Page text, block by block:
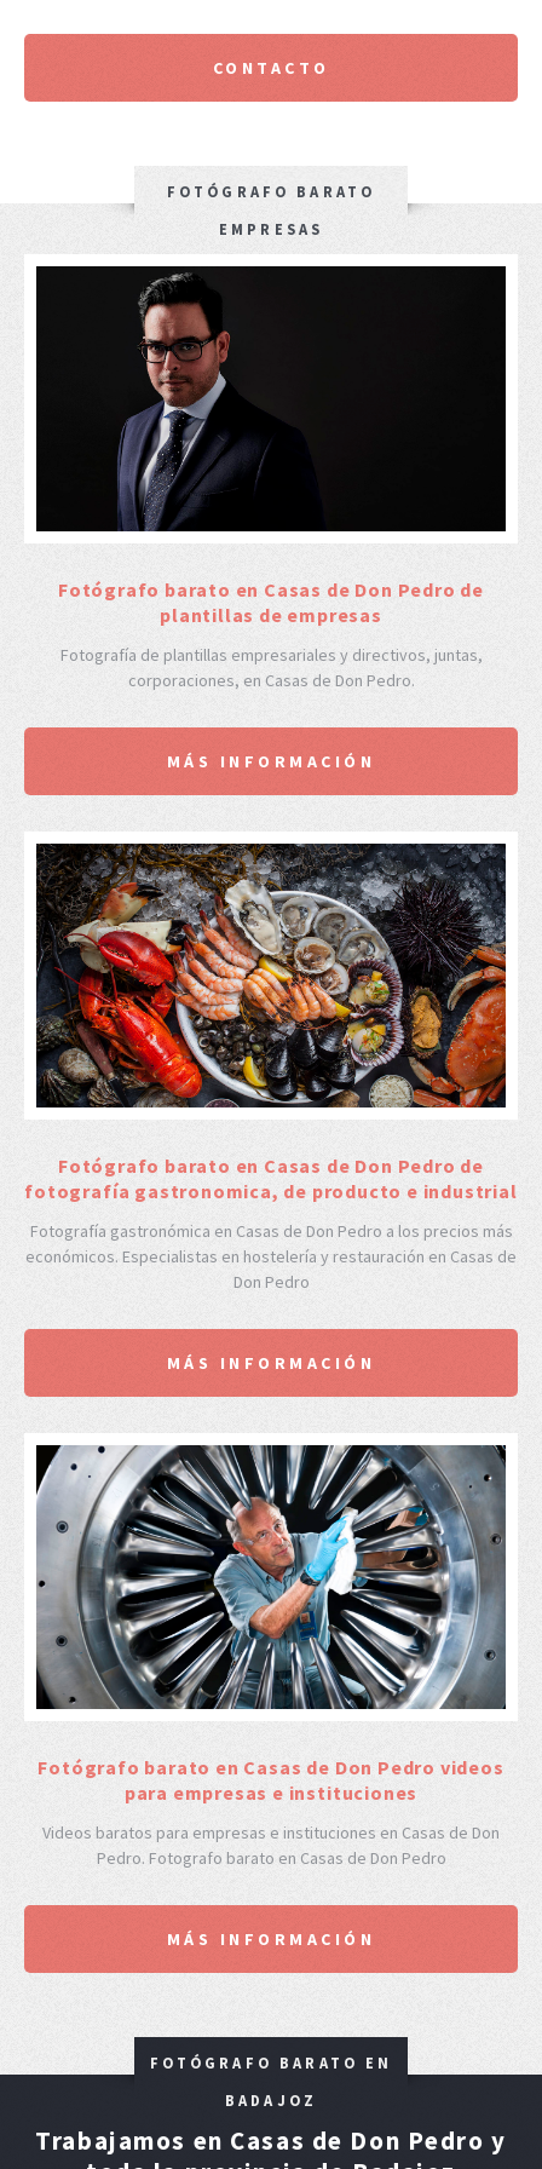
CONTACTO
FOTÓGRAFO BARATO
EMPRESAS
Fotógrafo barato en Casas de Don Pedro de
plantillas de empresas
Fotografía de plantillas empresariales y directivos, juntas,
corporaciones, en Casas de Don Pedro.
MÁS INFORMACIÓN
Fotógrafo barato en Casas de Don Pedro de
fotografía gastronomica, de producto e industrial
Fotografía gastronómica en Casas de Don Pedro a los precios más
económicos. Especialistas en hostelería y restauración en Casas de
Don Pedro
MÁS INFORMACIÓN
Fotógrafo barato en Casas de Don Pedro videos
para empresas e instituciones
Videos baratos para empresas e instituciones en Casas de Don
Pedro. Fotografo barato en Casas de Don Pedro
MÁS INFORMACIÓN
FOTÓGRAFO BARATO EN
BADAJOZ
Trabajamos en Casas de Don Pedro y